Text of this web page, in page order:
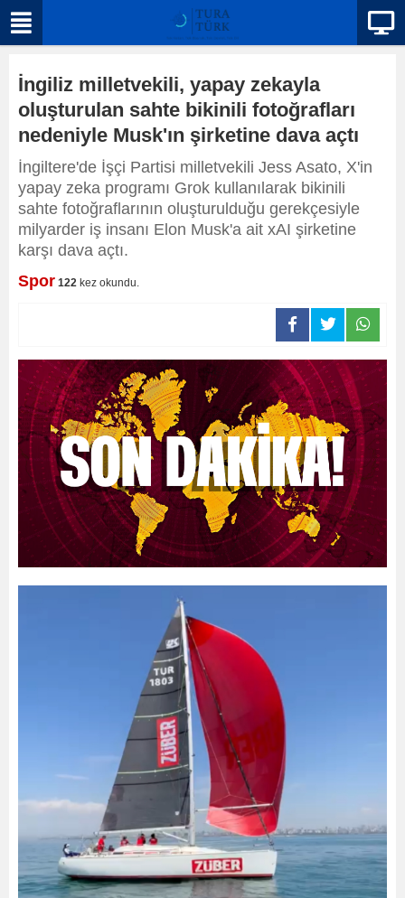
İngiliz milletvekili, yapay zekayla
oluşturulan sahte bikinili fotoğrafları
nedeniyle Musk'ın şirketine dava açtı
İngiltere'de İşçi Partisi milletvekili Jess Asato, X'in
yapay zeka programı Grok kullanılarak bikinili
sahte fotoğraflarının oluşturulduğu gerekçesiyle
milyarder iş insanı Elon Musk'a ait xAI şirketine
karşı dava açtı.
Spor 122 kez okundu.